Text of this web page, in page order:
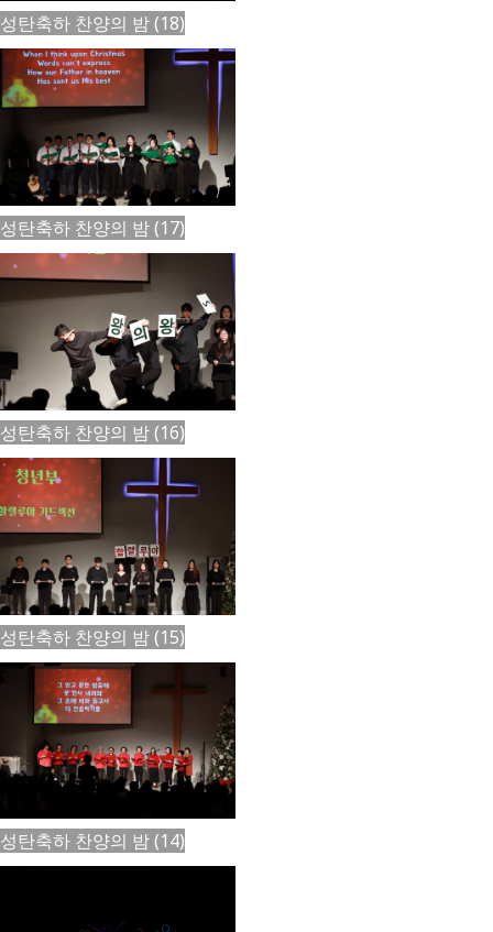
성탄축하 찬양의 밤 (18)
성탄축하 찬양의 밤 (17)
성탄축하 찬양의 밤 (16)
성탄축하 찬양의 밤 (15)
성탄축하 찬양의 밤 (14)